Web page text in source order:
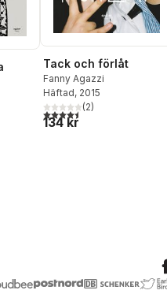
antal röster:
Tack och förlåt
Fanny Agazzi
Häftad, 2015
4,5utav 5 stjärnor. Totalt
(2)
134 kr